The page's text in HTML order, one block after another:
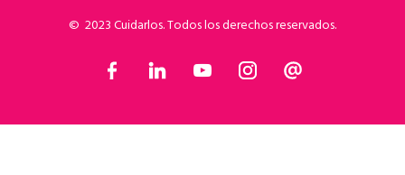
© 2023 Cuidarlos. Todos los derechos reservados.